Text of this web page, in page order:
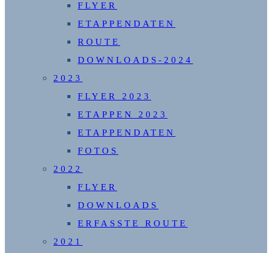
FLYER
ETAPPENDATEN
ROUTE
DOWNLOADS-2024
2023
FLYER 2023
ETAPPEN 2023
ETAPPENDATEN
FOTOS
2022
FLYER
DOWNLOADS
ERFASSTE ROUTE
2021